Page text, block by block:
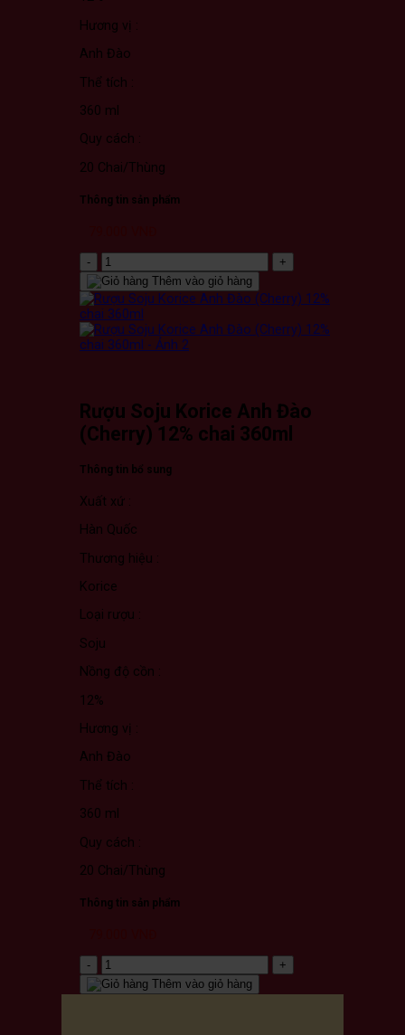
Hương vị :
Anh Đào
Thể tích :
360 ml
Quy cách :
20 Chai/Thùng
Thông tin sản phẩm
Rượu
Soju
Korice
Anh
Đào
(Cherry)
12%
lượng
Thêm vào giỏ hàng
Rượu Soju Korice Anh Đào
(Cherry) 12% chai 360ml
Thông tin bổ sung
Xuất xứ :
Hàn Quốc
Thương hiệu :
Korice
Loại rượu :
Soju
Nồng độ cồn :
12%
Hương vị :
Anh Đào
Thể tích :
360 ml
Quy cách :
20 Chai/Thùng
Thông tin sản phẩm
Rượu
Soju
Korice
Thêm vào giỏ hàng